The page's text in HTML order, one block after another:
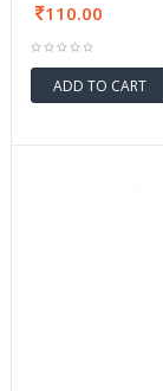
110.00
ADD TO CART